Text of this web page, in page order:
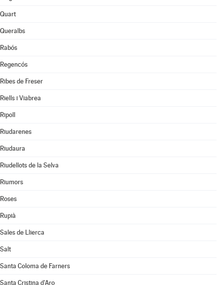
Quart
Queralbs
Rabós
Regencós
Ribes de Freser
Riells i Viabrea
Ripoll
Riudarenes
Riudaura
Riudellots de la Selva
Riumors
Roses
Rupià
Sales de Llierca
Salt
Santa Coloma de Farners
Santa Cristina d'Aro